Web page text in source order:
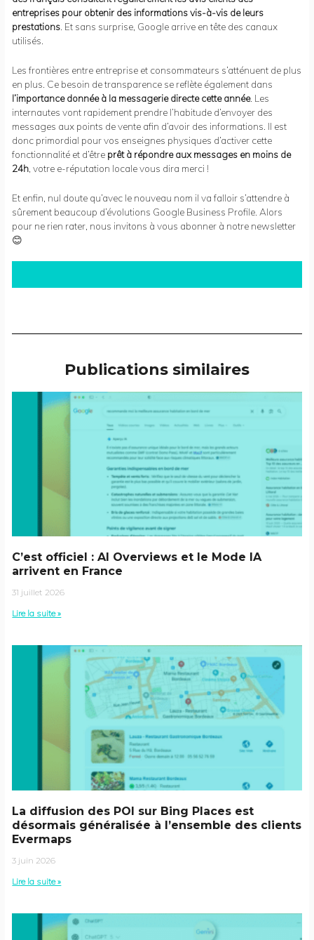
entreprises pour obtenir des informations vis-à-vis de leurs
prestations . Et sans surprise, Google arrive en tête des canaux
utilisés.
Les frontières entre entreprise et consommateurs s’atténuent de plus
en plus. Ce besoin de transparence se reflète également dans
l’importance donnée à la messagerie directe cette année. Les
internautes vont rapidement prendre l’habitude d’envoyer des
messages aux points de vente afin d’avoir des informations. Il est
donc primordial pour vos enseignes physiques d’activer cette
fonctionnalité et d’être prêt à répondre aux messages en moins de
24h , votre e-réputation locale vous dira merci !
Et enfin, nul doute qu’avec le nouveau nom il va falloir s’attendre à
sûrement beaucoup d’évolutions Google Business Profile. Alors
pour ne rien rater, nous invitons à vous abonner à notre newsletter
😊
Publications similaires
C’est officiel : AI Overviews et le Mode IA
arrivent en France
31 juillet 2026
Lire la suite »
La diffusion des POI sur Bing Places est
désormais généralisée à l’ensemble des clients
Evermaps
3 juin 2026
Lire la suite »